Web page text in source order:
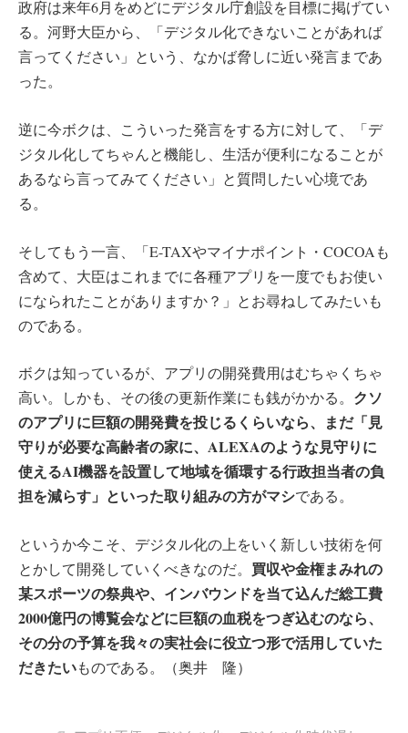
政府は来年6月をめどにデジタル庁創設を目標に掲げてい
る。河野大臣から、「デジタル化できないことがあれば
言ってください」という、なかば脅しに近い発言まであ
った。
逆に今ボクは、こういった発言をする方に対して、「デ
ジタル化してちゃんと機能し、生活が便利になることが
あるなら言ってみてください」と質問したい心境であ
る。
そしてもう一言、「E-TAXやマイナポイント・COCOAも
含めて、大臣はこれまでに各種アプリを一度でもお使い
になられたことがありますか？」とお尋ねしてみたいも
のである。
ボクは知っているが、アプリの開発費用はむちゃくちゃ
高い。しかも、その後の更新作業にも銭がかかる。 クソ
のアプリに巨額の開発費を投じるくらいなら、まだ「見
守りが必要な高齢者の家に、ALEXAのような見守りに
使えるAI機器を設置して地域を循環する行政担当者の負
担を減らす」といった取り組みの方がマシである。
というか今こそ、デジタル化の上をいく新しい技術を何
とかして開発していくべきなのだ。 買収や金権まみれの
某スポーツの祭典や、インバウンドを当て込んだ総工費
2000億円の博覧会などに巨額の血税をつぎ込むのなら、
その分の予算を我々の実社会に役立つ形で活用していた
だきたいものである。（奥井 隆）